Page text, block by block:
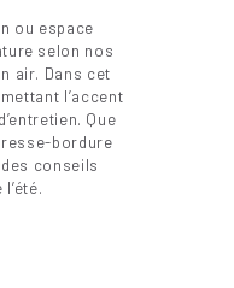
ou espace
selon nos
air. Dans cet
l’accent
Que
bordure
conseils